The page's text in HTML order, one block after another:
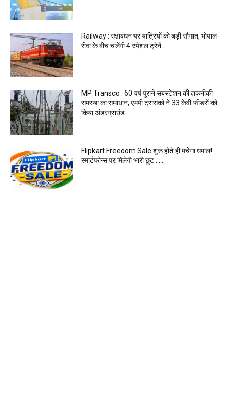
Railway : रक्षाबंधन पर यात्रियों को बड़ी सौगात, भोपाल-
रीवा के बीच चलेंगी 4 स्पेशल ट्रेनें
MP Transco : 60 वर्ष पुराने सबस्टेशन की तकनीकी
समस्या का समाधान, एमपी ट्रांसको ने 33 केवी फीडरों को
किया अंडरग्राउंड
Flipkart Freedom Sale शुरू होते ही मचेगा धमाल!
स्मार्टफोन्स पर मिलेगी भारी छूट…….